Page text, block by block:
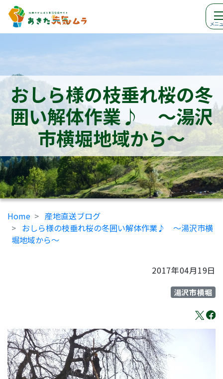
メニ
おしら様の枝垂れ桜の冬
囲い解体作業♪ ～湯沢
市横堀地域から～
Home
産地直送ブログ
おしら様の枝垂れ桜の冬囲い解体作業♪ ～湯沢市横
堀地域から～
2017年04月19日
湯沢市横堀